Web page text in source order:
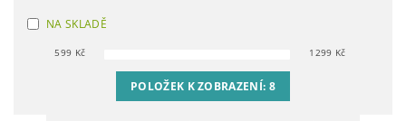
NA SKLADĚ
599 Kč 1299 Kč
POLOŽEK K ZOBRAZENÍ: 8